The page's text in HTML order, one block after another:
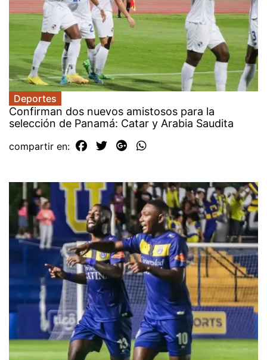
Deportes
Confirman dos nuevos amistosos para la
selección de Panamá: Catar y Arabia Saudita
compartir en: